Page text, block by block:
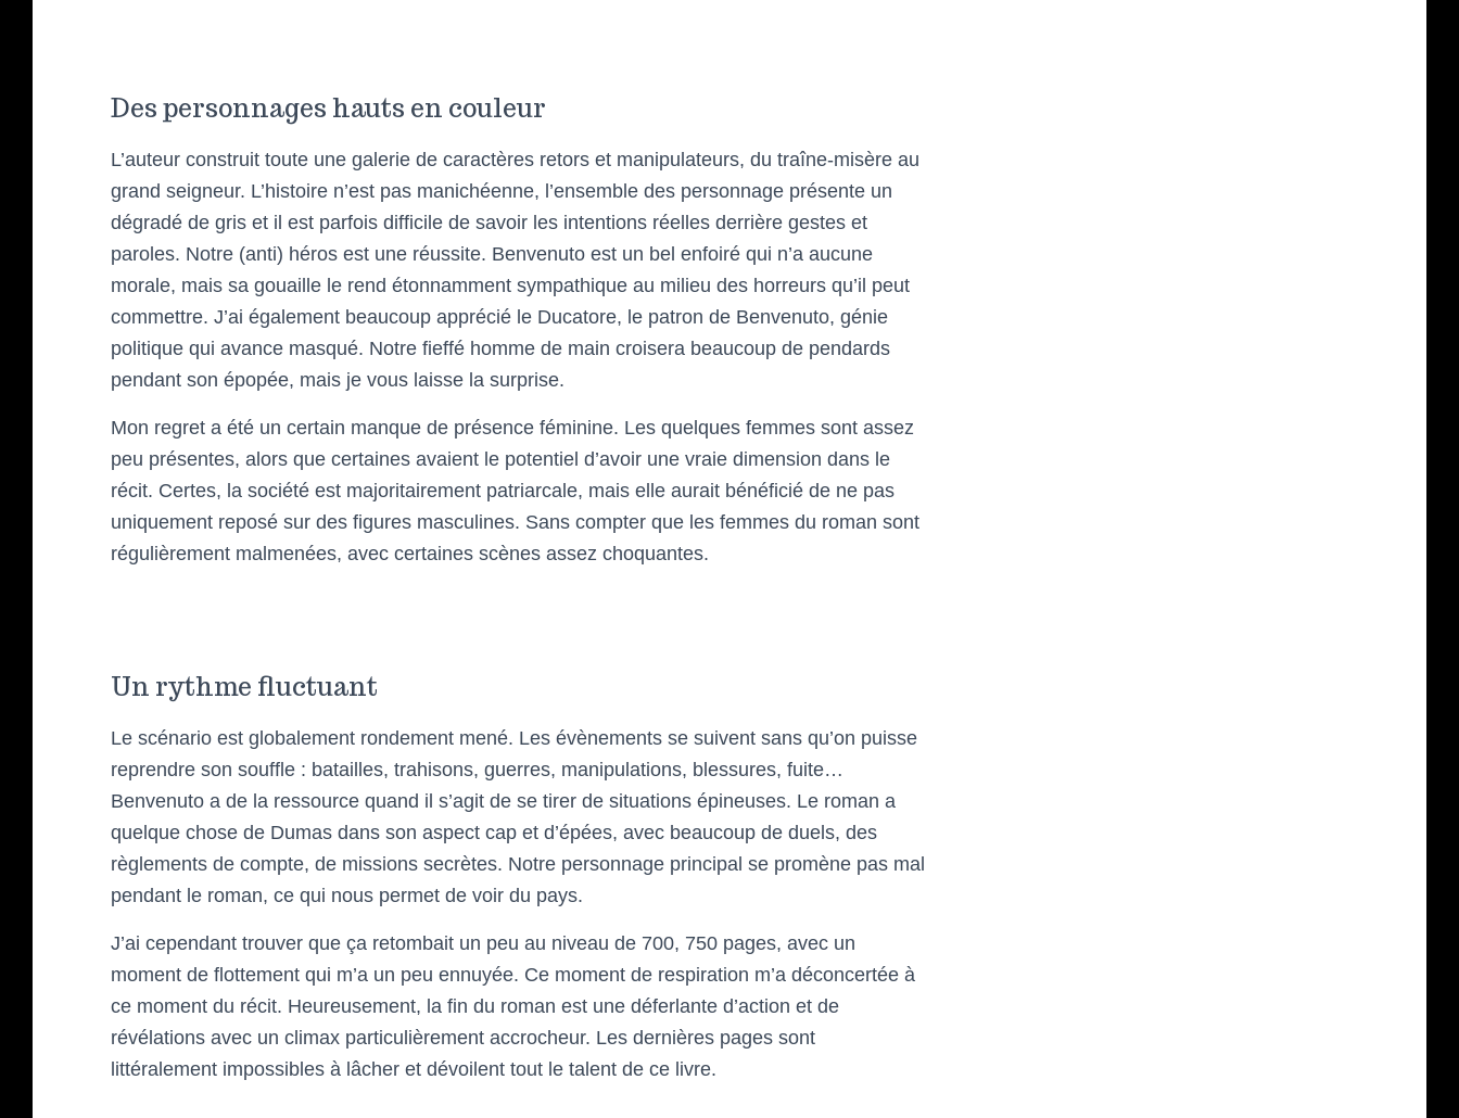
Des personnages hauts en couleur
L’auteur construit toute une galerie de caractères retors et manipulateurs, du traîne-misère au
grand seigneur. L’histoire n’est pas manichéenne, l’ensemble des personnage présente un
dégradé de gris et il est parfois difficile de savoir les intentions réelles derrière gestes et
paroles. Notre (anti) héros est une réussite. Benvenuto est un bel enfoiré qui n’a aucune
morale, mais sa gouaille le rend étonnamment sympathique au milieu des horreurs qu’il peut
commettre. J’ai également beaucoup apprécié le Ducatore, le patron de Benvenuto, génie
politique qui avance masqué. Notre fieffé homme de main croisera beaucoup de pendards
pendant son épopée, mais je vous laisse la surprise.
Mon regret a été un certain manque de présence féminine. Les quelques femmes sont assez
peu présentes, alors que certaines avaient le potentiel d’avoir une vraie dimension dans le
récit. Certes, la société est majoritairement patriarcale, mais elle aurait bénéficié de ne pas
uniquement reposé sur des figures masculines. Sans compter que les femmes du roman sont
régulièrement malmenées, avec certaines scènes assez choquantes.
Un rythme fluctuant
Le scénario est globalement rondement mené. Les évènements se suivent sans qu’on puisse
reprendre son souffle : batailles, trahisons, guerres, manipulations, blessures, fuite…
Benvenuto a de la ressource quand il s’agit de se tirer de situations épineuses. Le roman a
quelque chose de Dumas dans son aspect cap et d’épées, avec beaucoup de duels, des
règlements de compte, de missions secrètes. Notre personnage principal se promène pas mal
pendant le roman, ce qui nous permet de voir du pays.
J’ai cependant trouver que ça retombait un peu au niveau de 700, 750 pages, avec un
moment de flottement qui m’a un peu ennuyée. Ce moment de respiration m’a déconcertée à
ce moment du récit. Heureusement, la fin du roman est une déferlante d’action et de
révélations avec un climax particulièrement accrocheur. Les dernières pages sont
littéralement impossibles à lâcher et dévoilent tout le talent de ce livre.